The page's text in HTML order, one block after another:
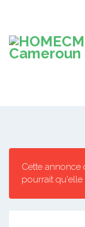
Cette annonce
pourrait